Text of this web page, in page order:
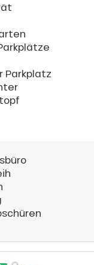
Parkplatz